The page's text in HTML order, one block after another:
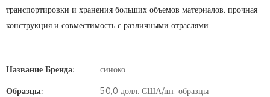
транспортировки и хранения больших объемов материалов, прочная
конструкция и совместимость с различными отраслями.
Название Бренда:
синоко
Образцы:
50,0 долл. США/шт. образцы